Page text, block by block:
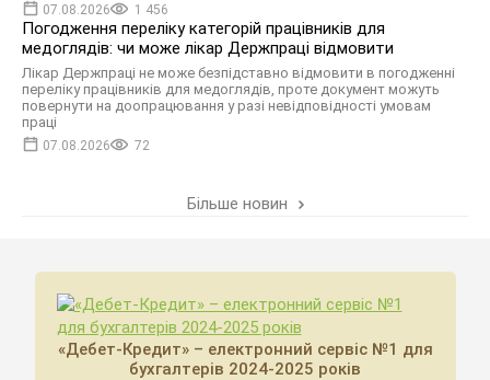
07.08.2026 1 456
Погодження переліку категорій працівників для
медоглядів: чи може лікар Держпраці відмовити
Лікар Держпраці не може безпідставно відмовити в погодженні
переліку працівників для медоглядів, проте документ можуть
повернути на доопрацювання у разі невідповідності умовам
праці
07.08.2026 72
Більше новин
«Дебет-Кредит» – електронний сервіс №1 для
бухгалтерів 2024-2025 років